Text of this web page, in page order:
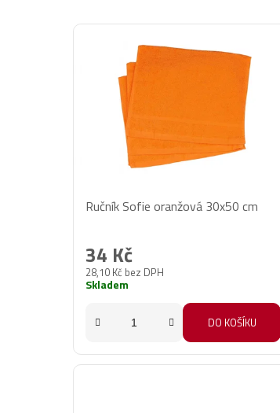
Ručník Sofie oranžová 30x50 cm
28,10 Kč bez DPH
34 Kč
Skladem
DO KOŠÍKU